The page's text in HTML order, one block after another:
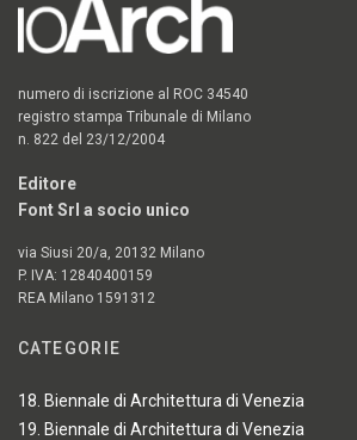
numero di iscrizione al ROC 34540
registro stampa Tribunale di Milano
n. 822 del 23/12/2004
Editore
Font Srl a socio unico
via Siusi 20/a, 20132 Milano
P. IVA: 12840400159
REA Milano 1591312
CATEGORIE
18. Biennale di Architettura di Venezia
19. Biennale di Architettura di Venezia